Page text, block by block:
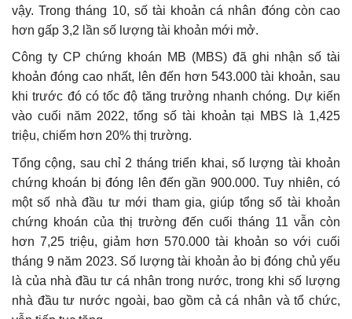
vậy. Trong tháng 10, số tài khoản cá nhân đóng còn cao
hơn gấp 3,2 lần số lượng tài khoản mới mở.
Công ty CP chứng khoán MB (MBS) đã ghi nhận số tài
khoản đóng cao nhất, lên đến hơn 543.000 tài khoản, sau
khi trước đó có tốc độ tăng trưởng nhanh chóng. Dự kiến
vào cuối năm 2022, tổng số tài khoản tại MBS là 1,425
triệu, chiếm hơn 20% thị trường.
Tổng cộng, sau chỉ 2 tháng triển khai, số lượng tài khoản
chứng khoán bị đóng lên đến gần 900.000. Tuy nhiên, có
một số nhà đầu tư mới tham gia, giúp tổng số tài khoản
chứng khoán của thị trường đến cuối tháng 11 vẫn còn
hơn 7,25 triệu, giảm hơn 570.000 tài khoản so với cuối
tháng 9 năm 2023. Số lượng tài khoản ảo bị đóng chủ yếu
là của nhà đầu tư cá nhân trong nước, trong khi số lượng
nhà đầu tư nước ngoài, bao gồm cả cá nhân và tổ chức,